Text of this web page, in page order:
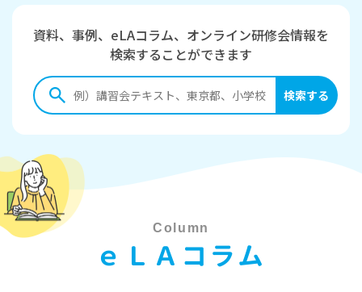
資料、事例、eLAコラム、オンライン研修会情報を
検索することができます
Column
ｅＬＡコラム